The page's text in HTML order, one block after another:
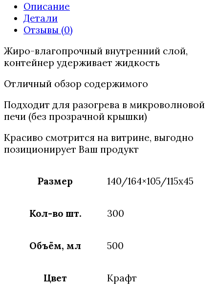
Описание
Детали
Отзывы (0)
Жиро-влагопрочный внутренний слой,
контейнер удерживает жидкость
Отличный обзор содержимого
Подходит для разогрева в микроволновой
печи (без прозрачной крышки)
Красиво смотрится на витрине, выгодно
позиционирует Ваш продукт
Размер 140/164×105/115х45
Кол-во шт. 300
Объём, мл 500
Цвет Крафт